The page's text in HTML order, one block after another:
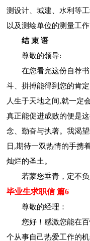
测设计、城建、水利等
以及测绘单位的测量工作
结 束 语
尊敬的领导:
在您看完这份自荐
斗、拼搏能得到您的肯
人生于天地之间,就一定
真正能促进成败的便是
念、勤奋与执著。我渴
日,期待一双热情的手携
灿烂的圣土。
若蒙您垂青，定不
毕业生求职信 篇6
尊敬的经理：
您好！感激您能在
个从事自己热爱工作的